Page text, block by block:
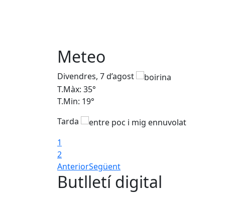
Meteo
Divendres, 7 d’agost
T.Màx: 35°
T.Min: 19°
Tarda
1
2
AnteriorSegüent
Butlletí digital